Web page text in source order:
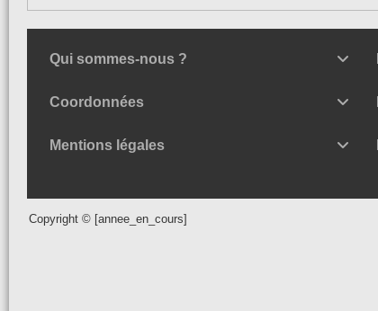
Qui sommes-nous ?
Coordonnées
Mentions légales
Copyright © [annee_en_cours]